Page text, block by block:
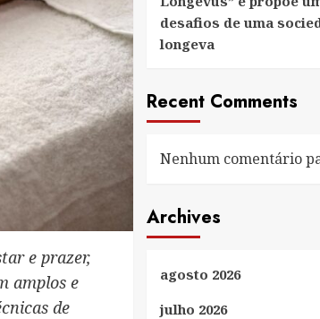
e prazer,
amplos e
de
desafios de uma
longeva
Recent Comments
Nenhum comentário
Archives
agosto 2026
julho 2026